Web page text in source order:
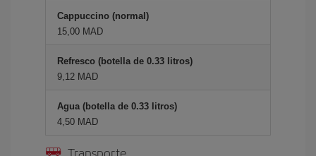
Cappuccino (normal)
15,00 MAD
Refresco (botella de 0.33 litros)
9,12 MAD
Agua (botella de 0.33 litros)
4,50 MAD
Transporte